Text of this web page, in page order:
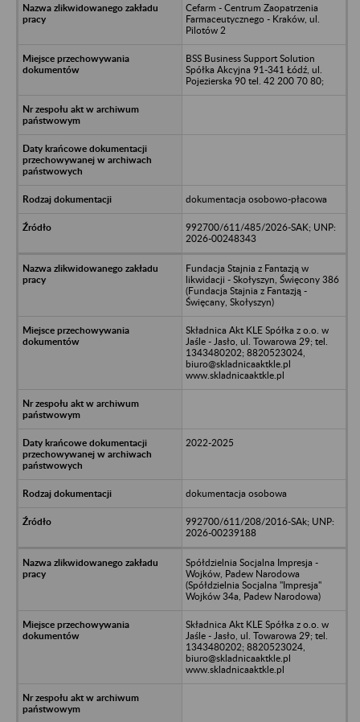
Cefarm - Centrum Zaopatrzenia
Farmaceutycznego - Kraków, ul.
Pilotów 2
BSS Business Support Solution
Spółka Akcyjna 91-341 Łódź, ul.
Pojezierska 90 tel. 42 200 70 80;
dokumentacja osobowo-płacowa
992700/611/485/2026-SAK; UNP:
2026-00248343
Fundacja Stajnia z Fantazją w
likwidacji - Skołyszyn, Święcony 386
(Fundacja Stajnia z Fantazją -
Święcany, Skołyszyn)
Składnica Akt KLE Spółka z o.o. w
Jaśle - Jasło, ul. Towarowa 29; tel.
1343480202; 8820523024,
biuro@skladnicaaktkle.pl
www.skladnicaaktkle.pl
2022-2025
dokumentacja osobowa
992700/611/208/2016-SAk; UNP:
2026-00239188
Spółdzielnia Socjalna Impresja -
Wojków, Padew Narodowa
(Spółdzielnia Socjalna "Impresja"
Wojków 34a, Padew Narodowa)
Składnica Akt KLE Spółka z o.o. w
Jaśle - Jasło, ul. Towarowa 29; tel.
1343480202; 8820523024,
biuro@skladnicaaktkle.pl
www.skladnicaaktkle.pl